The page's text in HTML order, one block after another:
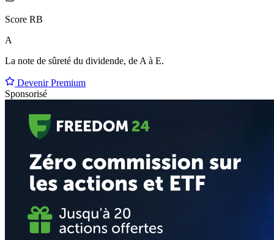
Score RB
A
La note de sûreté du dividende, de A à E.
Devenir Premium
Sponsorisé